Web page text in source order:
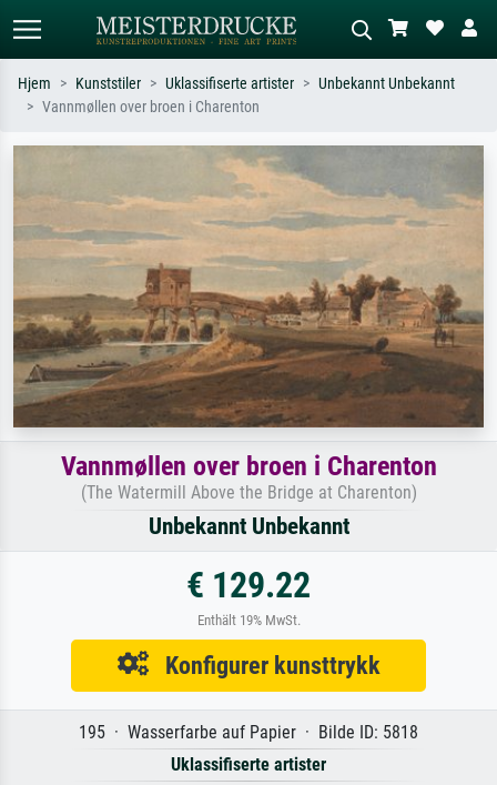
Søk etter kunstner, tittel eller stil – for
impresjonisme, Hokusai-bølgen, akt.
Beskriv scenen – for eksempel grønn
eng, abstrakt med mye rødt, mørkt
oljemaleri, stående akt ved et tre.
Hjem Kunststiler Uklassifiserte artister
Unbekannt Unbekannt
Vannmøllen over broen i Charenton
Vannmøllen over broen i Charenton
(The Watermill Above the Bridge at Charenton)
Unbekannt Unbekannt
€ 129.22
Enthält 19% MwSt.
Konfigurer kunsttrykk
195 · Wasserfarbe auf Papier · Bilde ID: 5818
Uklassifiserte artister